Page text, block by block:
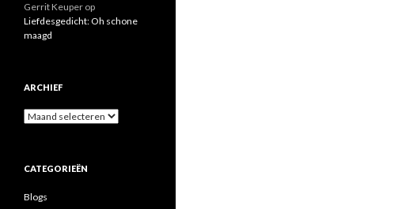
Gerrit Keuper op
Liefdesgedicht: Oh schone
maagd
ARCHIEF
A
i
f
CATEGORIEËN
Blogs